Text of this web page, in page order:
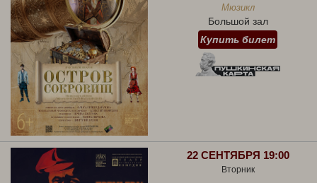
Мюзикл
Большой зал
Купить билет
22 СЕНТЯБРЯ 19:00
Вторник